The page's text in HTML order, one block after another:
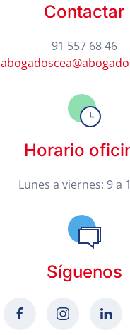
Contactar
91 557 68 46
Horario
Lunes a viernes: 9 a
Síguenos